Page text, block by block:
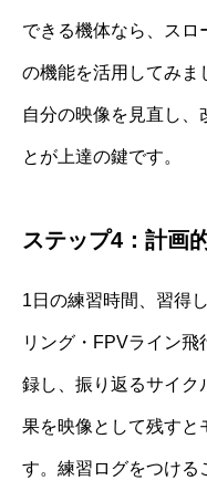
できる機体なら、スロ
の機能を活用してみま
自分の映像を見直し、
とが上達の鍵です。
ステップ4：計画
1日の練習時間、習得
リング・FPVライン
録し、振り返るサイク
果を映像として残すと
す。練習ログをつける